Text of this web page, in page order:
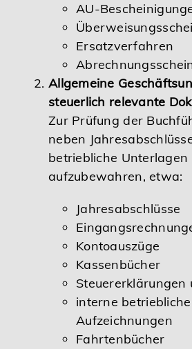
AU-
Ersatzverfahren
Allgemeine
steuerlich relevante
Zur Prüfung der
neben
betriebliche Unterlagen
aufzubewahren, etwa:
Jahresabschlüsse
Kontoauszüge
Kassenbücher
Steuererklärungen
interne betriebliche
Aufzeichnungen
Fahrtenbücher